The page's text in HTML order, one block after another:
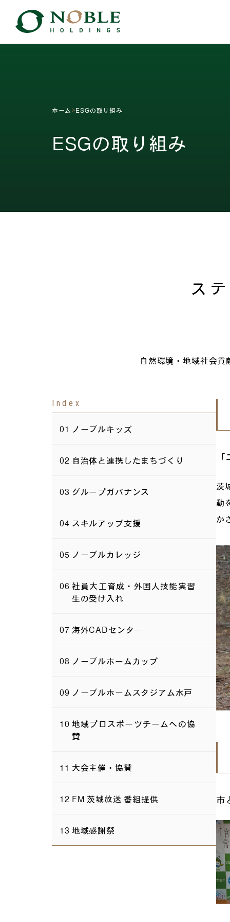
ホーム ESGの取り組み
ESGの取り組み
ス
自然環境・地域社会
Index
ノーブルキッズ
自治体と連携したまちづくり
グループガバナンス
スキルアップ支援
ノーブルカレッジ
社員大工育成・外国人技能実習
生の受け入れ
海外CADセンター
ノーブルホームカップ
ノーブルホームスタジアム水戸
地域プロスポーツチームへの協
賛
大会主催・協賛
FM 茨城放送 番組提供
地域感謝祭
茨
動
か
市